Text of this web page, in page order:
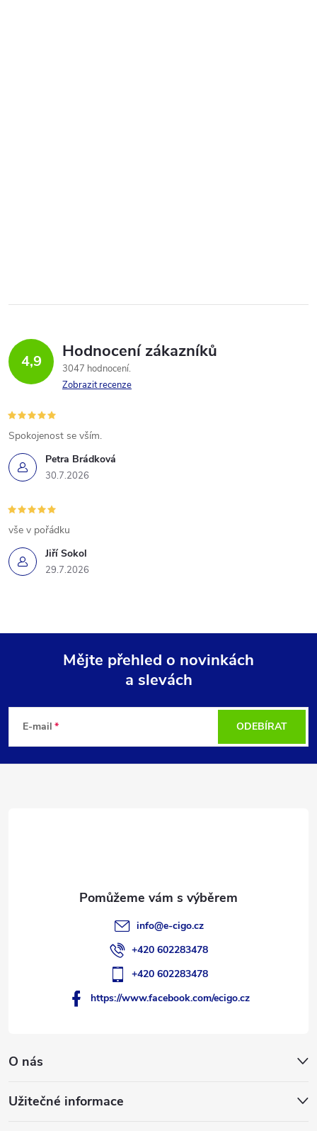
4,9 Hodnocení zákazníků
3047 hodnocení
Zobrazit recenze
Petra Brádková
30.7.2026
Spokojenost se vším.
Jiří Sokol
29.7.2026
vše v pořádku
p
Mějte přehled o novinkách
a slevách
E-mail ODEBÍRAT
O nás
Užitečné informace
info@e-cigo.cz
+420 602283478
+420 602283478
https://www.facebook.com/ecigo.cz